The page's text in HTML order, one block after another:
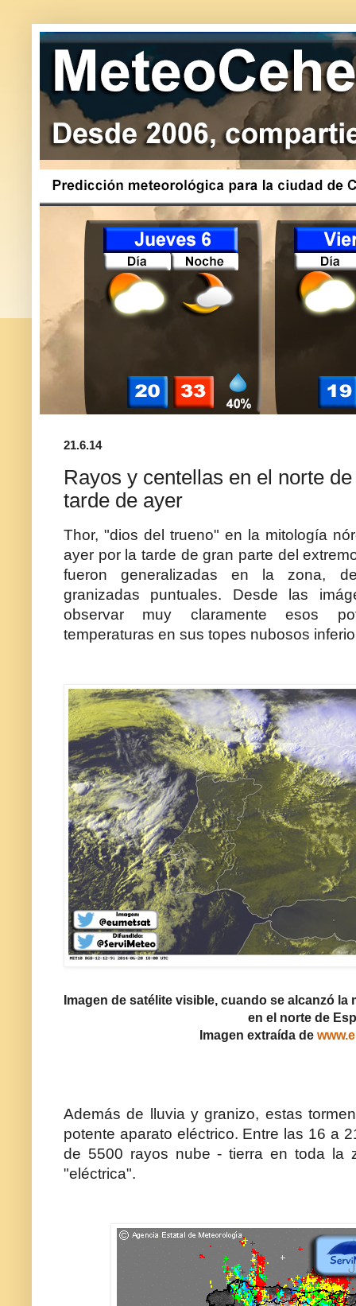
21.6.14
Rayos y centellas en el norte
tarde de ayer
Thor, "dios del trueno" en la mitología
ayer por la tarde de gran parte del
fueron generalizadas en la zona,
granizadas puntuales. Desde las
observar muy claramente esos
temperaturas en sus topes nubosos
Imagen de satélite visible, cuando se alcanzó
en el norte de
Imagen extraída de
Además de lluvia y granizo, estas
potente aparato eléctrico. Entre las 16 a
de 5500 rayos nube - tierra en toda la
"eléctrica".